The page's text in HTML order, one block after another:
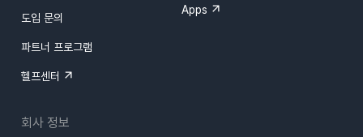
도입 문의
파트너 프로그램
헬프센터
회사 정보
Apps